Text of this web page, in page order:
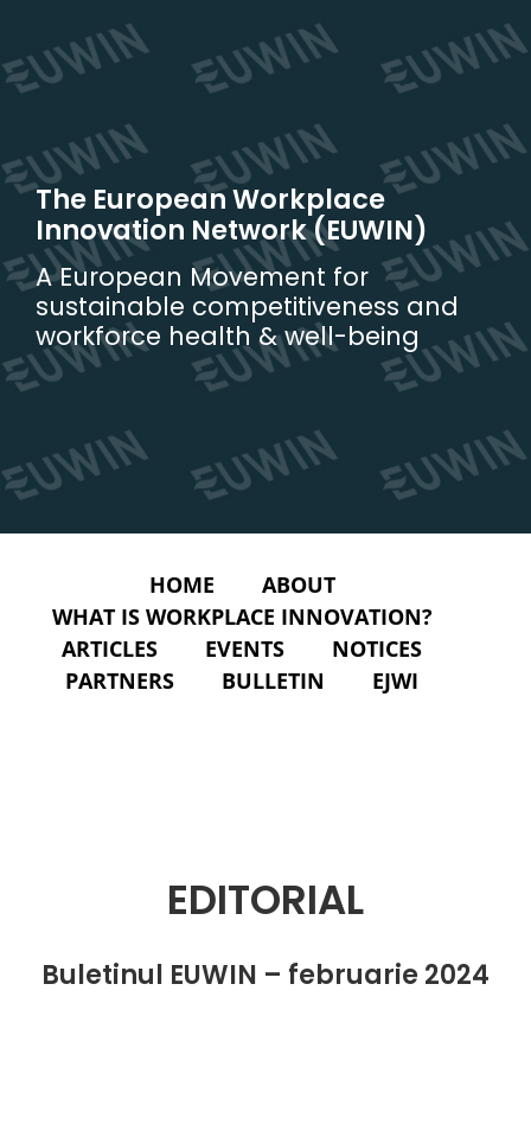
content
The European Workplace
Innovation Network (EUWIN)
A European Movement for
sustainable competitiveness and
workforce health & well-being
HOME
ABOUT
WHAT IS WORKPLACE INNOVATION?
ARTICLES
EVENTS
NOTICES
PARTNERS
BULLETIN EJWI
EDITORIAL
Buletinul EUWIN – februarie 2024